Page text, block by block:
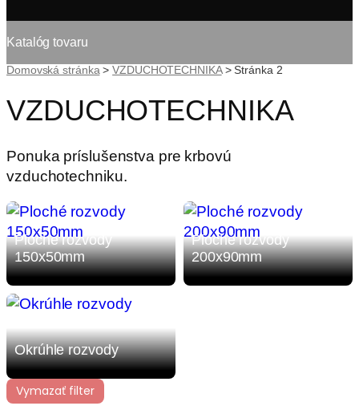
Katalóg tovaru
Domovská stránka >VZDUCHOTECHNIKA>Stránka 2
VZDUCHOTECHNIKA
Ponuka príslušenstva pre krbovú
vzduchotechniku.
Ploché rozvody
150x50mm
Ploché rozvody
200x90mm
Okrúhle rozvody
Vymazať filter